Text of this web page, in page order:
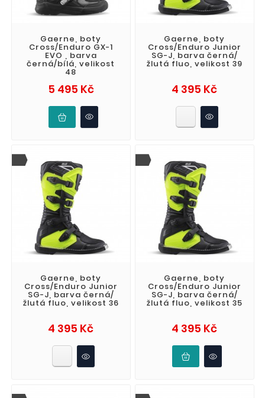
Gaerne, boty
Cross/Enduro GX-1
EVO , barva
černá/bílá, velikost
48
5 495 KčCena
Gaerne, boty
Cross/Enduro Junior
SG-J, barva černá/
žlutá fluo, velikost 39
4 395 KčCena
Gaerne, boty
Cross/Enduro Junior
SG-J, barva černá/
žlutá fluo, velikost 36
4 395 KčCena
Gaerne, boty
Cross/Enduro Junior
SG-J, barva černá/
žlutá fluo, velikost 35
4 395 KčCena